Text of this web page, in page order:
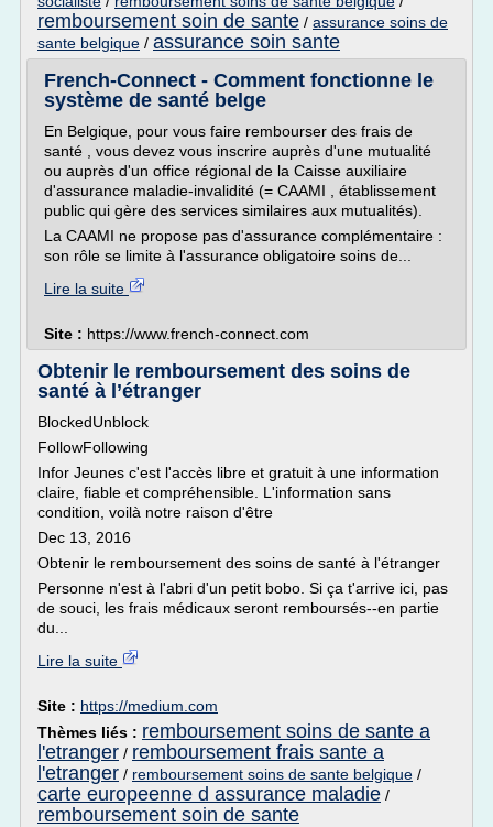
remboursement soin de sante / assurance soins de
sante belgique / assurance soin sante
French-Connect - Comment fonctionne le
système de santé belge
En Belgique, pour vous faire rembourser des frais de
santé , vous devez vous inscrire auprès d'une mutualité
ou auprès d'un office régional de la Caisse auxiliaire
d'assurance maladie-invalidité (= CAAMI , établissement
public qui gère des services similaires aux mutualités).
La CAAMI ne propose pas d'assurance complémentaire :
son rôle se limite à l'assurance obligatoire soins de...
Lire la suite
Site : https://www.french-connect.com
Obtenir le remboursement des soins de
santé à l’étranger
BlockedUnblock
FollowFollowing
Infor Jeunes c'est l'accès libre et gratuit à une information
claire, fiable et compréhensible. L'information sans
condition, voilà notre raison d'être
Dec 13, 2016
Obtenir le remboursement des soins de santé à l'étranger
Personne n'est à l'abri d'un petit bobo. Si ça t'arrive ici, pas
de souci, les frais médicaux seront remboursés--en partie
du...
Lire la suite
Site : https://medium.com
Thèmes liés : remboursement soins de sante a
l'etranger / remboursement frais sante a
l'etranger / remboursement soins de sante belgique /
carte europeenne d assurance maladie /
remboursement soin de sante